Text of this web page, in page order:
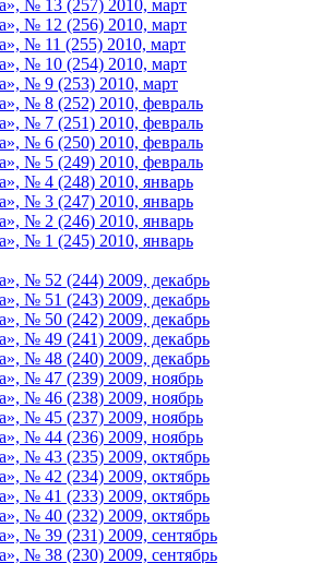
№ 13 (257) 2010, март
№ 12 (256) 2010, март
№ 11 (255) 2010, март
№ 10 (254) 2010, март
№ 9 (253) 2010, март
№ 8 (252) 2010, февраль
№ 7 (251) 2010, февраль
№ 6 (250) 2010, февраль
№ 5 (249) 2010, февраль
№ 4 (248) 2010, январь
№ 3 (247) 2010, январь
№ 2 (246) 2010, январь
№ 1 (245) 2010, январь
№ 52 (244) 2009, декабрь
№ 51 (243) 2009, декабрь
№ 50 (242) 2009, декабрь
№ 49 (241) 2009, декабрь
№ 48 (240) 2009, декабрь
№ 47 (239) 2009, ноябрь
№ 46 (238) 2009, ноябрь
№ 45 (237) 2009, ноябрь
№ 44 (236) 2009, ноябрь
№ 43 (235) 2009, октябрь
№ 42 (234) 2009, октябрь
№ 41 (233) 2009, октябрь
№ 40 (232) 2009, октябрь
№ 39 (231) 2009, сентябрь
№ 38 (230) 2009, сентябрь